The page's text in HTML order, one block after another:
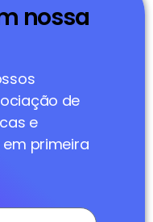
nossa
de
e
primeira